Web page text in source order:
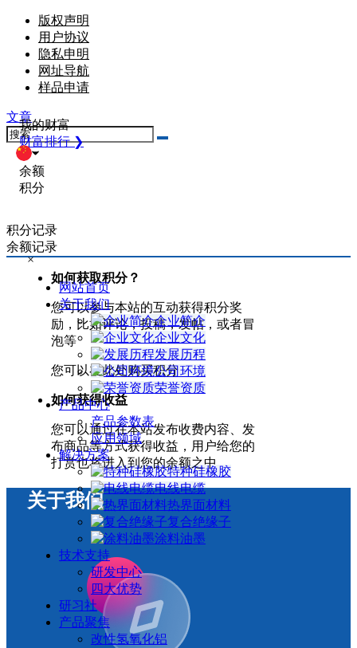
版权声明
用户协议
隐私申明
网址导航
样品申请
文章
×
网站首页
关于我们
企业简介
企业文化
发展历程
公司环境
荣誉资质
产品中心
产品参数表
应用领域
解决方案
特种硅橡胶
电线电缆
热界面材料
复合绝缘子
涂料油墨
技术支持
研发中心
四大优势
研习社
产品聚焦
改性氢氧化铝
我的财富
财富排行 ❯
余额
积分
积分记录
余额记录
如何获取积分？
您可以参与本站的互动获得积分奖
励，比如评论，投稿，发帖，或者冒
泡等
您可以在此处购买积分
如何获得收益
您可以通过在本站发布收费内容、发
布商品等方式获得收益，用户给您的
打赏也将进入到您的余额之中
关于我们